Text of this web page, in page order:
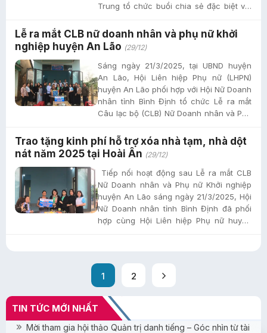
Trung tổ chức buổi chia sẻ đặc biệt với
trình...
Lễ ra mắt CLB nữ doanh nhân và phụ nữ khởi
nghiệp huyện An Lão (29/12)
Sáng ngày 21/3/2025, tại UBND huyện
An Lão, Hội Liên hiệp Phụ nữ (LHPN)
huyện An Lão phối hợp với Hội Nữ Doanh
nhân tỉnh Bình Định tổ chức Lễ ra mắt
Câu lạc bộ (CLB) Nữ Doanh nhân và Phụ
Trao tặng kinh phí hỗ trợ xóa nhà tạm, nhà dột
nát năm 2025 tại Hoài Ân (29/12)
Tiếp nối hoạt động sau Lễ ra mắt CLB
Nữ Doanh nhân và Phụ nữ Khởi nghiệp
huyện An Lão sáng ngày 21/3/2025, Hội
Nữ Doanh nhân tỉnh Bình Định đã phối
hợp cùng Hội Liên hiệp Phụ nữ huyện
1 2
TIN TỨC MỚI NHẤT
Mời tham gia hội thảo Quản trị danh tiếng – Góc nhìn từ tài